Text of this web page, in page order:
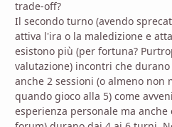
trade-off?
Il secondo turno (avendo
attiva l'ira o la maledizione e
esistono più (per fortuna?
valutazione) incontri che
anche 2 sessioni (o almeno non
quando gioco alla 5) come
esperienza personale ma